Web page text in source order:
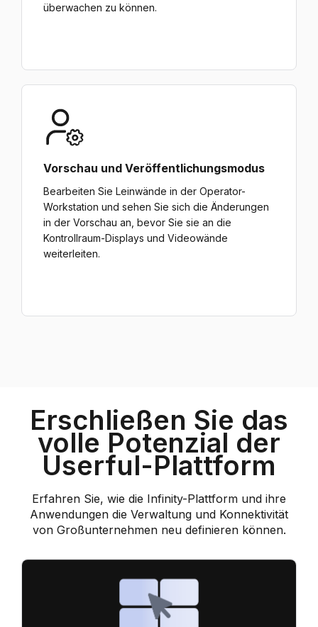
überwachen zu können.
Vorschau und Veröffentlichungsmodus
Bearbeiten Sie Leinwände in der Operator-
Workstation und sehen Sie sich die Änderungen
in der Vorschau an, bevor Sie sie an die
Kontrollraum-Displays und Videowände
weiterleiten.
Erschließen Sie das
volle Potenzial der
Userful-Plattform
Erfahren Sie, wie die Infinity-Plattform und ihre
Anwendungen die Verwaltung und Konnektivität
von Großunternehmen neu definieren können.